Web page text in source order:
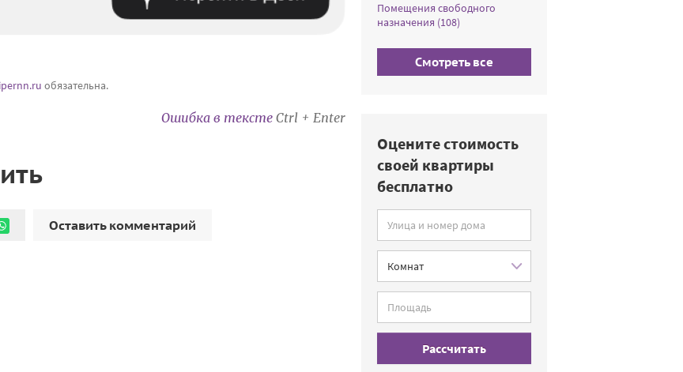
обязательна.
Ошибка в тексте Ctrl + Enter
Оставить комментарий
Помещения свободного
назначения (108)
Смотреть все
Оцените стоимость
своей квартиры
бесплатно
Рассчитать